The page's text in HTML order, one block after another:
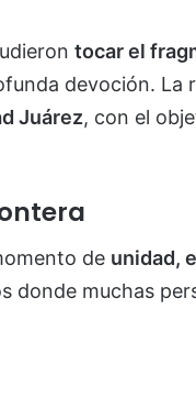
tocar el
devoción. La
Juárez, con el
de unidad,
donde muchas